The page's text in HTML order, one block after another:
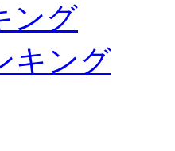
ング
キング